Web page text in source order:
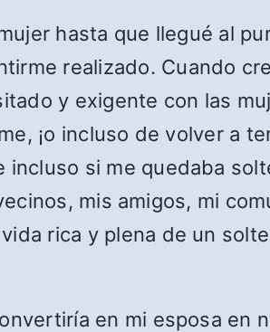
hasta que llegué al
realizado. Cuando
y exigente con las
¡o incluso de volver a
incluso si me quedaba
mis amigos, mi
rica y plena de un
en mi esposa en